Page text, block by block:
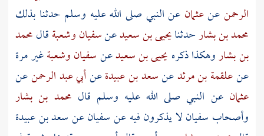
الرحمنعنعثمان عن النبي صلى الله عليه وسلم حدثنا بذلك
محمد بن بشارحدثنايحيى بن سعيدعنسفيانوشعبةقالمحمد
بن بشاروهكذا ذكره يحيى بن سعيدعنسفيانوشعبةغير مرة
عنعلقمة بن مرثدعنسعد بن عبيدةعنأبي عبد الرحمنعن
عثمانعن النبي صلى الله عليه وسلم قال محمد بن بشار
وأصحاب سفيانلا يذكرون فيه عنسفيانعنسعد بن عبيدة